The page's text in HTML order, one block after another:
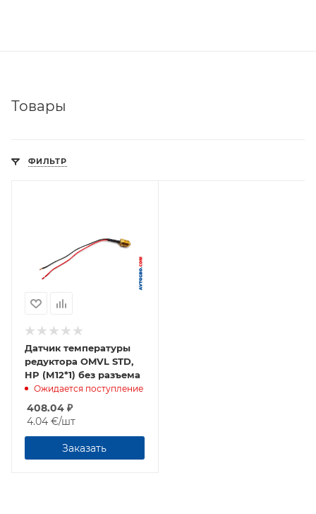
Товары
ФИЛЬТР
Датчик температуры
редуктора OMVL STD,
HP (М12*1) без разъема
Ожидается поступление
408.04 ₽
4.04 €/шт
Заказать